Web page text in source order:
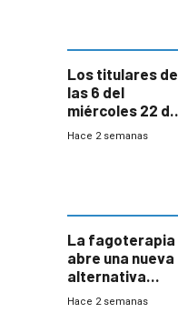
Los titulares de
las 6 del
miércoles 22 de
julio de 2026
Hace 2 semanas
La fagoterapia
abre una nueva
alternativa
contra bacterias
Hace 2 semanas